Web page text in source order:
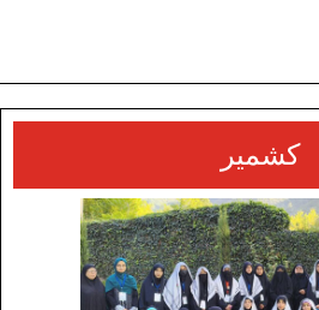
کشمیر